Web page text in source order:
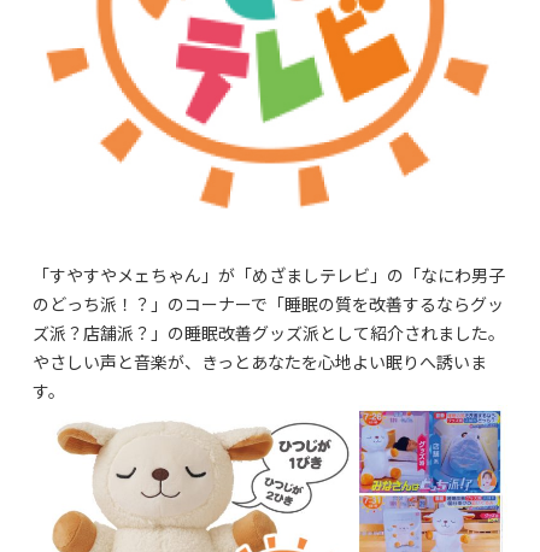
「すやすやメェちゃん」が「めざましテレビ」の「なにわ男子
のどっち派！？」のコーナーで「睡眠の質を改善するならグッ
ズ派？店舗派？」の睡眠改善グッズ派として紹介されました。
やさしい声と音楽が、きっとあなたを心地よい眠りへ誘いま
す。